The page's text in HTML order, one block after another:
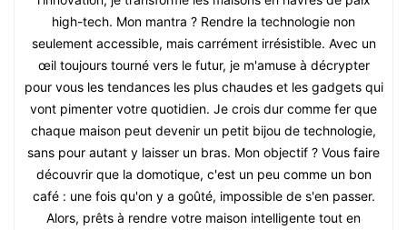
high-tech. Mon mantra ? Rendre la technologie non
seulement accessible, mais carrément irrésistible. Avec un
œil toujours tourné vers le futur, je m'amuse à décrypter
pour vous les tendances les plus chaudes et les gadgets qui
vont pimenter votre quotidien. Je crois dur comme fer que
chaque maison peut devenir un petit bijou de technologie,
sans pour autant y laisser un bras. Mon objectif ? Vous faire
découvrir que la domotique, c'est un peu comme un bon
café : une fois qu'on y a goûté, impossible de s'en passer.
Alors, prêts à rendre votre maison intelligente tout en